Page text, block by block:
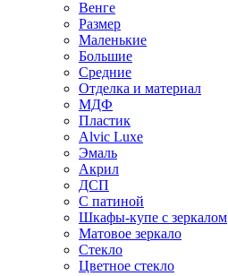
Венге
Размер
Маленькие
Большие
Средние
Отделка и материал
МДФ
Пластик
Alvic Luxe
Эмаль
Акрил
ДСП
С патиной
Шкафы-купе с зеркалом
Матовое зеркало
Стекло
Цветное стекло